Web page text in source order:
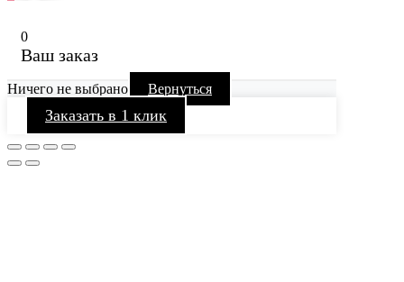
0
Ваш заказ
Ничего не выбрано Вернуться
Заказать в 1 клик